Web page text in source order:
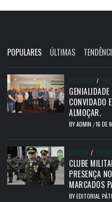
POPULARES ÚLTIMAS
POLÍTICA /
CONVIDADO
ALMOÇAR.
BYADMIN /16 DE
DEFESA /
CLUBE
PRESENÇA
MARCADOS
BYEDITORIAL